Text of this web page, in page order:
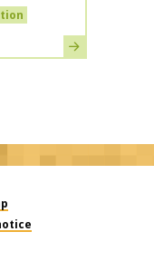
Learn more